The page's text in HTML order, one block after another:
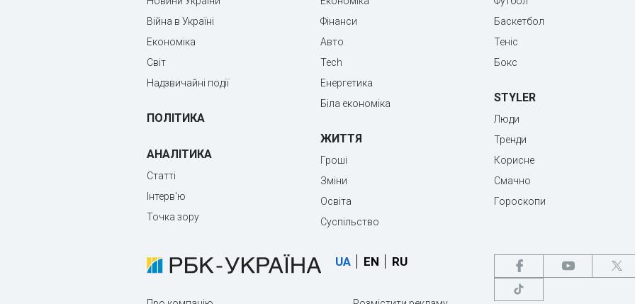
Війна в Україні
Економіка
Світ
Надзвичайні події
ПОЛІТИКА
АНАЛІТИКА
Статті
Інтерв'ю
Точка зору
Фінанси
Авто
Tech
Енергетика
Біла економіка
ЖИТТЯ
Гроші
Зміни
Освіта
Суспільство
Баскетбол
Теніс
Бокс
STYLER
Люди
Тренди
Корисне
Смачно
Гороскопи
UA EN RU